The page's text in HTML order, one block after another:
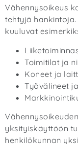
Vähennysoikeus
tehtyjä
kuuluvat
Toimitilat ja
Koneet ja
Työvälineet
yksityiskäyttöön
henkilökunnan